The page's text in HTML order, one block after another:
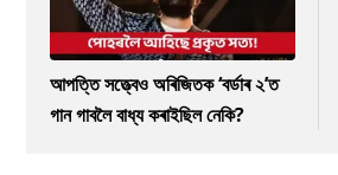
আপত্তি সত্ত্বেও অৰিজিতক ‘বৰ্ডাৰ ২’ত
গান গাবলৈ বাধ্য কৰাইছিল নেকি?